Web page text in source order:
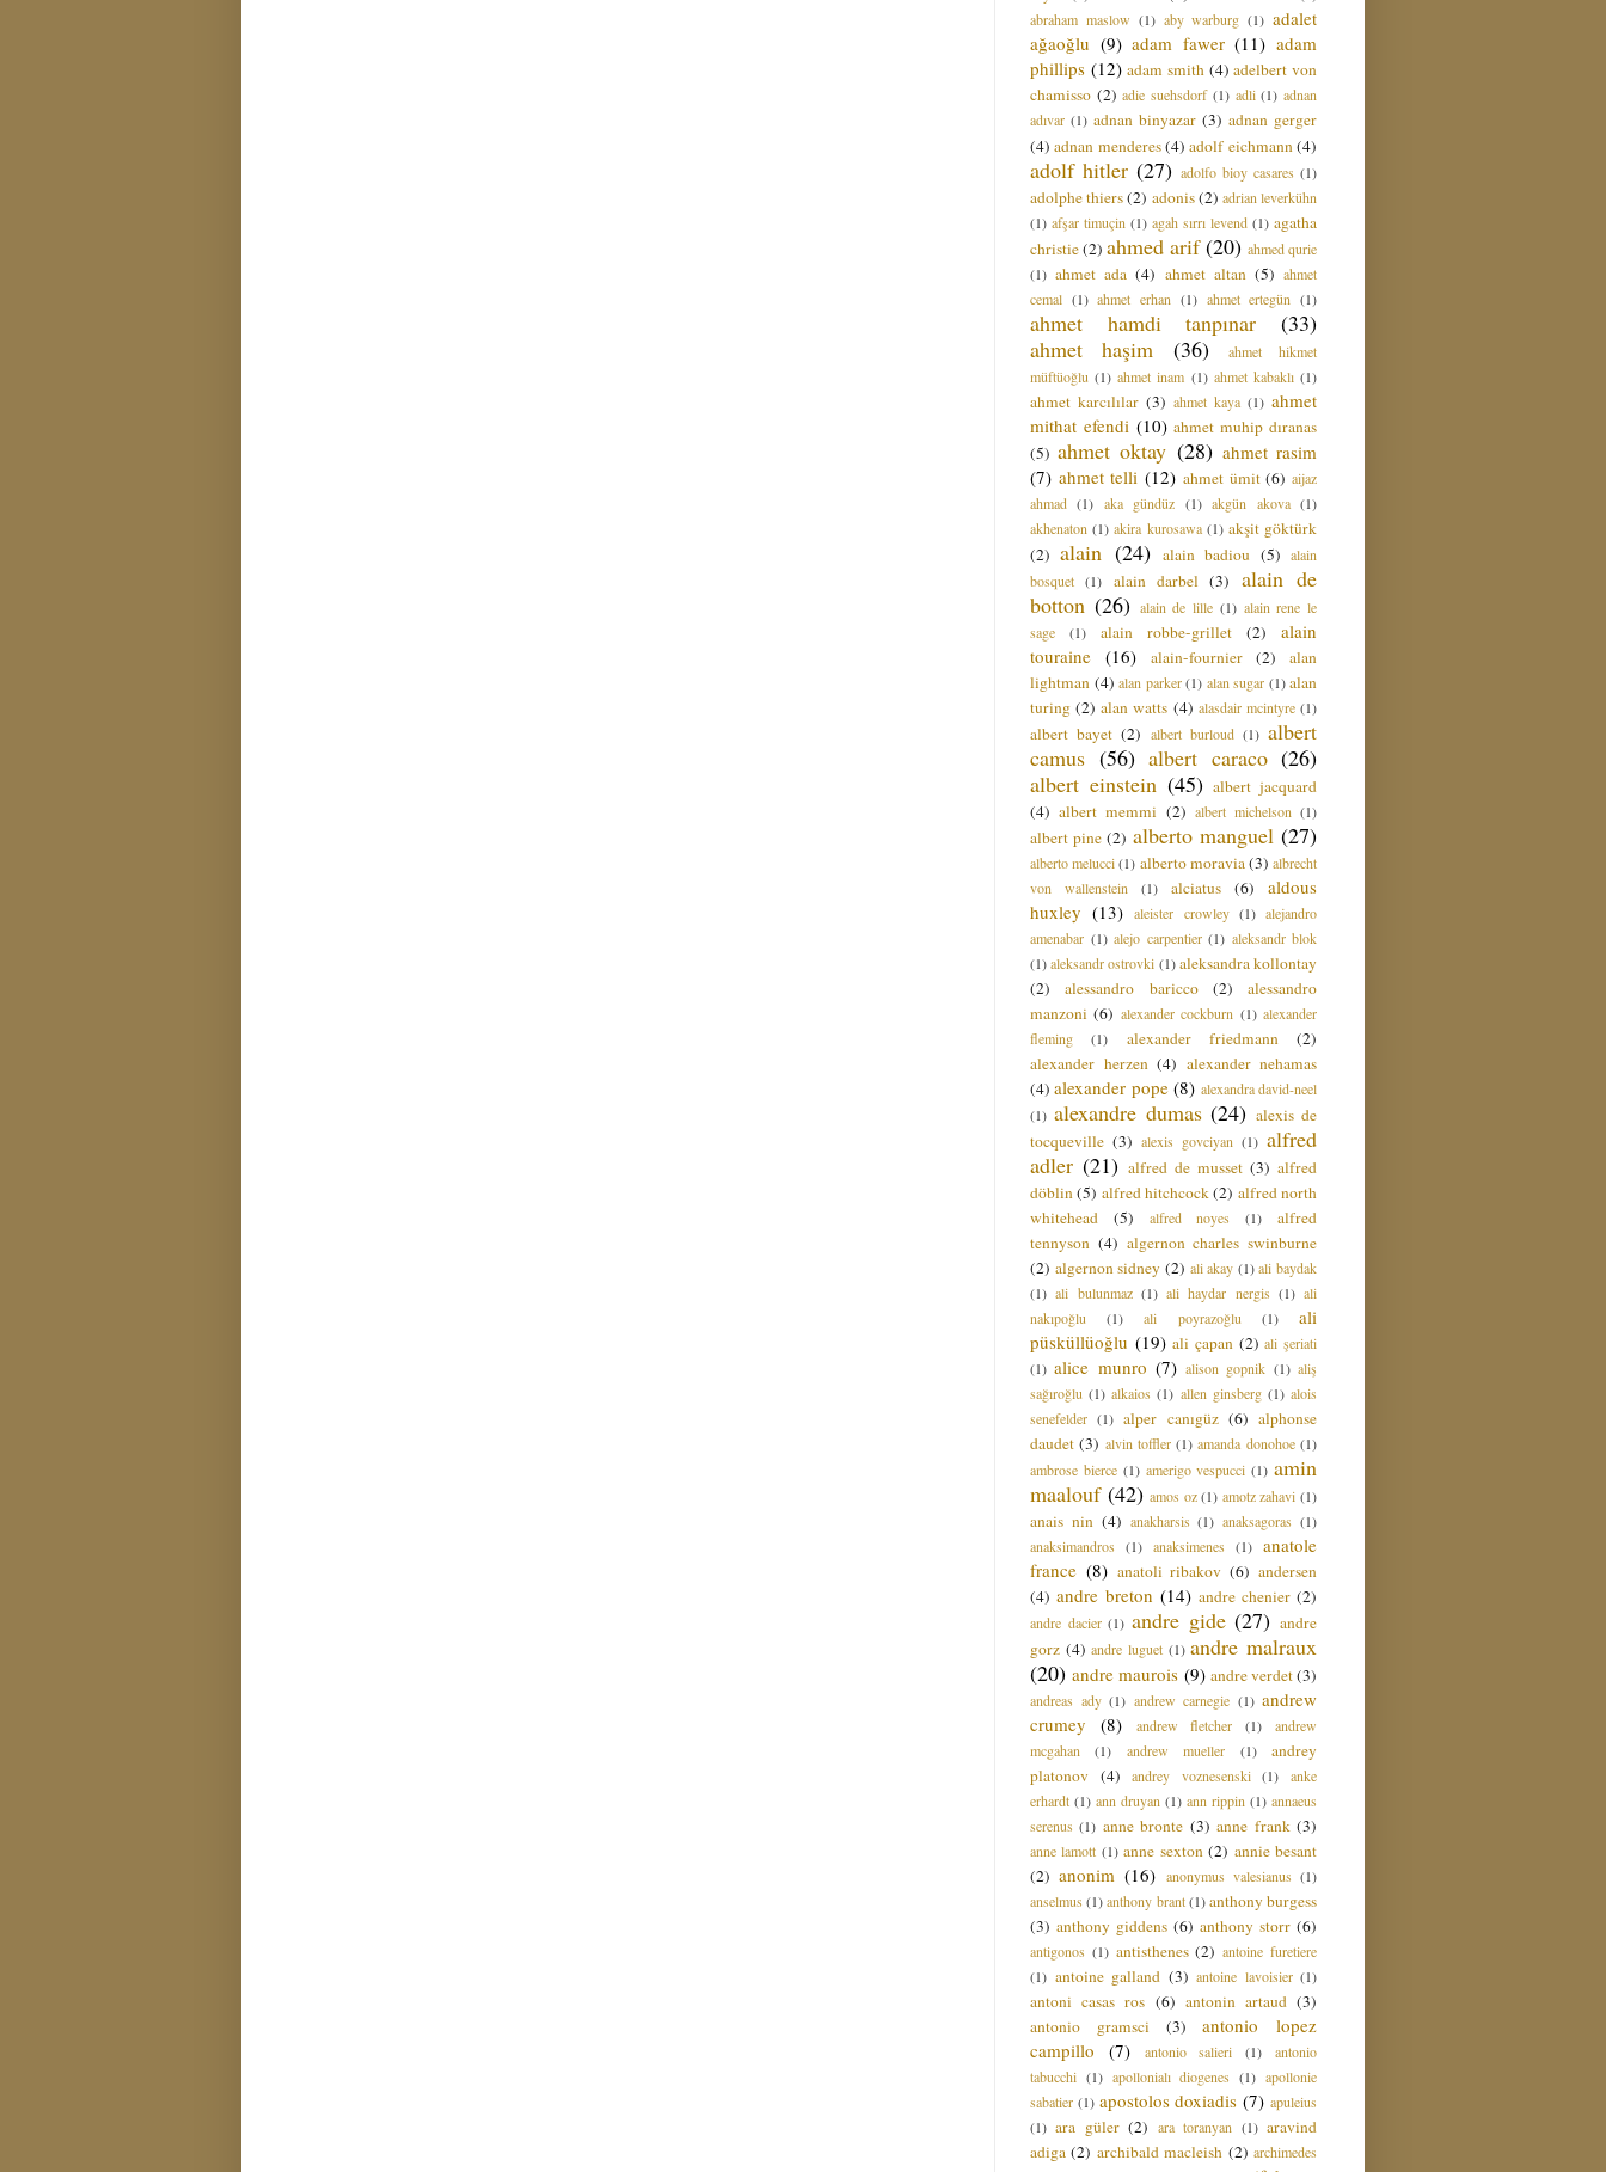
abraham maslow (1) aby warburg (1) adalet
ağaoğlu (9) adam fawer (11) adam
phillips (12) adam smith (4) adelbert von
chamisso (2) adie suehsdorf (1) adli (1) adnan
adıvar (1) adnan binyazar (3) adnan gerger
(4) adnan menderes(4) adolf eichmann (4)
adolf hitler (27) adolfo bioy casares (1)
adolphe thiers(2) adonis(2) adrian leverkühn
(1) afşar timuçin (1) agah sırrı levend (1) agatha
christie(2) ahmed arif (20) ahmed qurie
(1) ahmet ada (4) ahmet altan (5) ahmet
cemal (1) ahmet erhan (1) ahmet ertegün (1)
ahmet hamdi tanpınar
(33)
ahmet haşim
(36)
ahmet hikmet
müftüoğlu (1) ahmet inam (1) ahmet kabaklı (1)
ahmet karcılılar (3) ahmet kaya (1) ahmet
mithat efendi (10) ahmet muhip dıranas
(5) ahmet oktay (28) ahmet rasim
(7) ahmet telli (12) ahmet ümit (6) aijaz
ahmad (1) aka gündüz (1) akgün akova (1)
akhenaton (1) akira kurosawa (1) akşit göktürk
(2) alain (24) alain badiou (5) alain
bosquet (1) alain darbel (3)
alain de
botton (26) alain de lille (1) alain rene le
sage
(1) alain robbe-grillet (2)
alain
touraine (16) alain-fournier (2)
alan
lightman (4) alan parker (1) alan sugar (1) alan
turing (2) alan watts (4) alasdair mcintyre (1)
albert bayet (2) albert burloud (1) albert
camus (56) albert caraco (26)
albert einstein (45) albert jacquard
(4) albert memmi (2) albert michelson (1)
albert pine (2) alberto manguel (27)
alberto melucci (1) alberto moravia (3) albrecht
von wallenstein
(1) alciatus (6)
aldous
huxley (13) aleister crowley (1) alejandro
amenabar (1) alejo carpentier (1) aleksandr blok
(1) aleksandr ostrovki (1) aleksandra kollontay
(2)
alessandro baricco (2)
alessandro
manzoni (6) alexander cockburn (1) alexander
fleming
(1) alexander friedmann
(2)
alexander herzen (4) alexander nehamas
(4) alexander pope (8) alexandra david-neel
(1) alexandre dumas (24) alexis de
tocqueville (3) alexis govciyan (1) alfred
adler (21) alfred de musset (3) alfred
döblin (5) alfred hitchcock(2) alfred north
whitehead
(5) alfred noyes (1)
alfred
tennyson (4) algernon charles swinburne
(2) algernon sidney (2) ali akay (1) ali baydak
(1) ali bulunmaz (1) ali haydar nergis (1) ali
nakıpoğlu
(1) ali poyrazoğlu (1)
ali
püsküllüoğlu (19) ali çapan (2) ali şeriati
(1) alice munro (7) alison gopnik (1) aliş
sağıroğlu (1) alkaios (1) allen ginsberg (1) alois
senefelder (1) alper canıgüz (6) alphonse
daudet (3) alvin toffler (1) amanda donohoe (1)
ambrose bierce (1) amerigo vespucci (1) amin
maalouf (42) amos oz (1) amotz zahavi (1)
anais nin (4) anakharsis (1) anaksagoras (1)
anaksimandros
(1) anaksimenes (1) anatole
france (8) anatoli ribakov (6) andersen
(4) andre breton (14) andre chenier (2)
andre dacier (1) andre gide (27) andre
gorz (4) andre luguet (1) andre malraux
(20) andre maurois (9) andre verdet(3)
andreas ady (1) andrew carnegie (1) andrew
crumey
(8) andrew fletcher (1)
andrew
mcgahan
(1) andrew mueller (1)
andrey
platonov (4) andrey voznesenski (1)
anke
erhardt (1) ann druyan (1) ann rippin (1) annaeus
serenus (1) anne bronte (3) anne frank (3)
anne lamott (1) anne sexton (2) annie besant
(2) anonim (16) anonymus valesianus (1)
anselmus (1) anthony brant (1) anthony burgess
(3) anthony giddens (6) anthony storr (6)
antigonos (1) antisthenes (2) antoine furetiere
(1) antoine galland (3) antoine lavoisier (1)
antoni casas ros (6) antonin artaud (3)
antonio gramsci
(3)
antonio lopez
campillo
(7) antonio salieri (1)
antonio
tabucchi (1) apollonialı diogenes (1) apollonie
sabatier (1) apostolos doxiadis (7) apuleius
(1) ara güler (2) ara toranyan (1) aravind
adiga (2) archibald macleish (2) archimedes